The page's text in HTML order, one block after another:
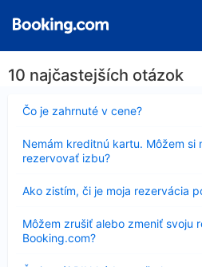
10 najčastejších otázok
Čo je zahrnuté v cene?
Nezobrazuje
sa
Nemám kreditnú kartu. Môžem si
rezervovať izbu?
sa
Ako zistím, či je moja rezervácia
sa
Môžem zrušiť alebo zmeniť svoju
Booking.com?
sa
Nezobrazuje